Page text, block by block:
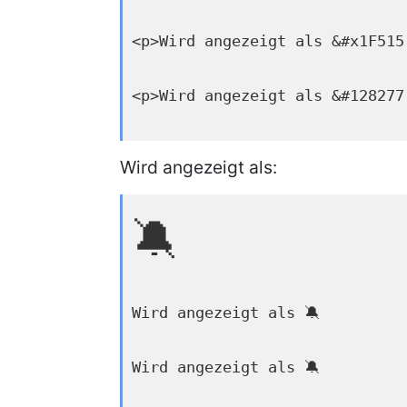
<p>Wird angezeigt als
<p>Wird angezeigt als
Wird angezeigt als:
🔕
Wird angezeigt als 🔕
Wird angezeigt als 🔕